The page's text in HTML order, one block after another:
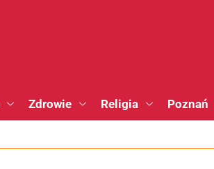
Zdrowie Religia Poznań